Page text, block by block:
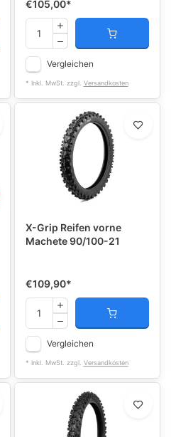
€105,00*
Vergleichen
* Inkl. MwSt. zzgl. Versandkosten
X-Grip Reifen vorne
Machete 90/100-21
€109,90*
Vergleichen
* Inkl. MwSt. zzgl. Versandkosten